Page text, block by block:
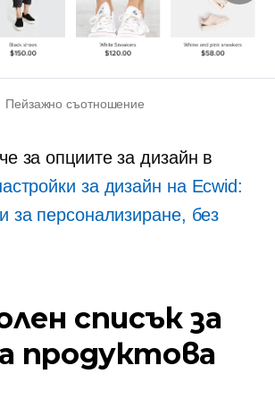
Пейзажно съотношение
за опциите за дизайн в
за дизайн на Ecwid:
за персонализиране, без
списък за
продуктова